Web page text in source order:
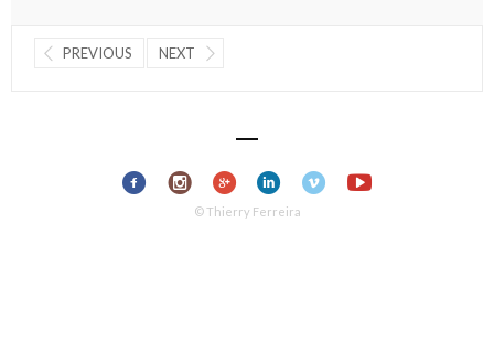
PREVIOUS NEXT
© Thierry Ferreira